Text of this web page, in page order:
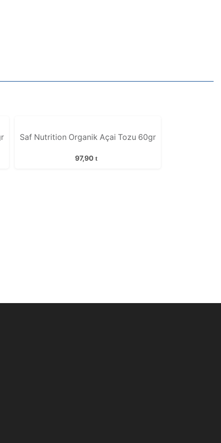
Saf Nutrition Organik Açai Tozu 60gr
97,90